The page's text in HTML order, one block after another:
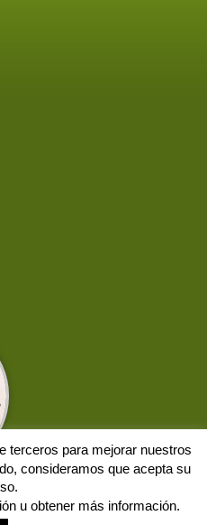
terceros para mejorar nuestros
consideramos que acepta su
u obtener más información.
Protección de datos Solicitud de baja